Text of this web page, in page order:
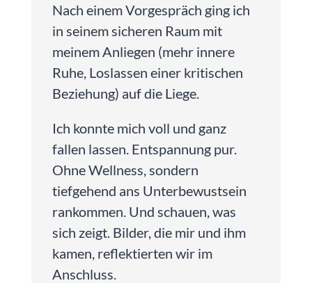
Nach einem Vorgespräch ging ich
in seinem sicheren Raum mit
meinem Anliegen (mehr innere
Ruhe, Loslassen einer kritischen
Beziehung) auf die Liege.
Ich konnte mich voll und ganz
fallen lassen. Entspannung pur.
Ohne Wellness, sondern
tiefgehend ans Unterbewustsein
rankommen. Und schauen, was
sich zeigt. Bilder, die mir und ihm
kamen, reflektierten wir im
Anschluss.